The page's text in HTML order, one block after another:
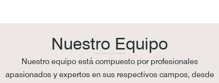
Nuestro Equipo
Nuestro equipo está compuesto por profesionales
apasionados y expertos en sus respectivos campos, desde